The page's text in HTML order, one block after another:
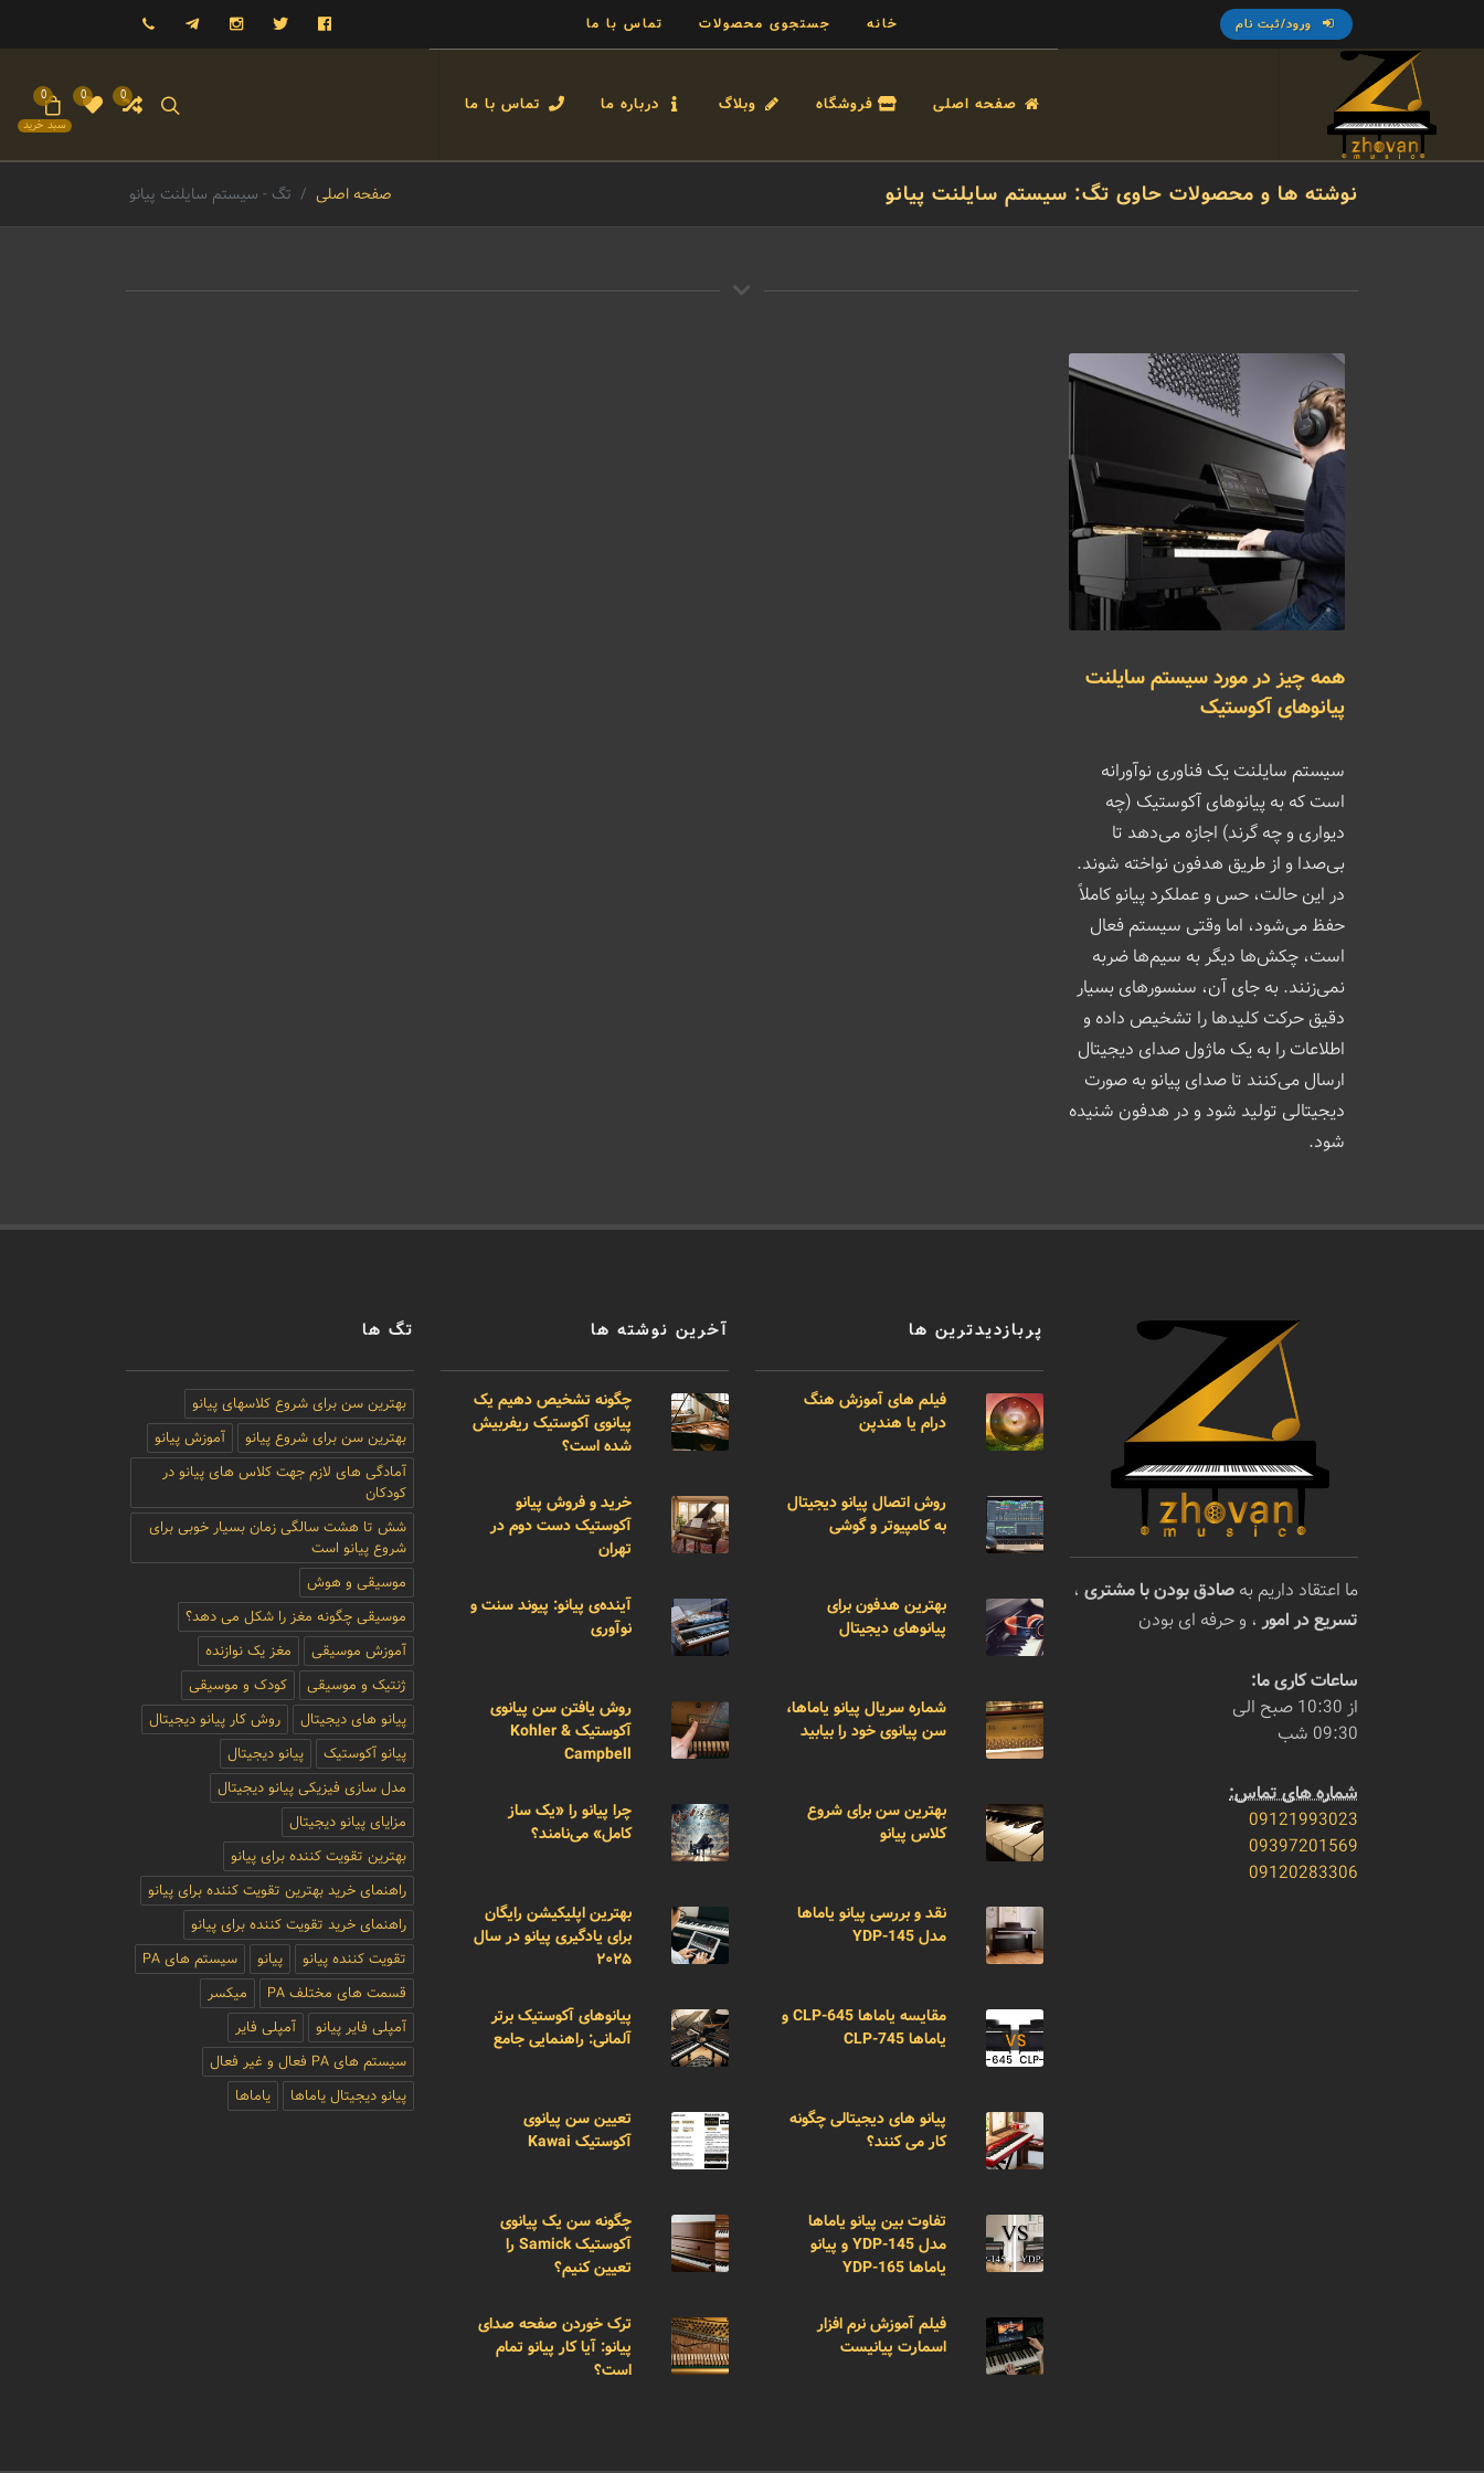
ورود/ثبت نام خانه جستجوی محصولات تماس با ما فیسبوک توییتر اینستاگرام تلگرام
0
0
سبد خرید
0 صفحه اصلی فروشگاه وبلاگ درباره ما تماس با ما
نوشته ها و محصولات حاوی تگ: سیستم سایلنت پیانو صفحه اصلی تگ - سیستم سایلنت پیانو
همه چیز در مورد سیستم سایلنت
پیانوهای آکوستیک
سیستم سایلنت یک فناوری نوآورانه
است که به پیانوهای آکوستیک (چه
دیواری و چه گرند) اجازه می‌دهد تا
بی‌صدا و از طریق هدفون نواخته شوند.
در این حالت، حس و عملکرد پیانو کاملاً
حفظ می‌شود، اما وقتی سیستم فعال
است، چکش‌ها دیگر به سیم‌ها ضربه
نمی‌زنند. به جای آن، سنسورهای بسیار
دقیق حرکت کلیدها را تشخیص داده و
اطلاعات را به یک ماژول صدای دیجیتال
ارسال می‌کنند تا صدای پیانو به صورت
دیجیتالی تولید شود و در هدفون شنیده
شود.
ما اعتقاد داریم به صادق بودن با مشتری ،
تسریع در امور ، و حرفه ای بودن
ساعات کاری ما:
از 10:30 صبح الی
09:30 شب
شماره های تماس:
09121993023
09397201569
09120283306
پربازدیدترین ها
فیلم های آموزش هنگ
درام یا هندپن
روش اتصال پیانو دیجیتال
به کامپیوتر و گوشی
بهترین هدفون برای
پیانوهای دیجیتال
شماره سریال پیانو یاماها،
سن پیانوی خود را بیابید
بهترین سن برای شروع
کلاس پیانو
نقد و بررسی پیانو یاماها
مدل YDP-145
مقایسه یاماها CLP-645 و
یاماها CLP-745
پیانو های دیجیتالی چگونه
کار می کنند؟
تفاوت بین پیانو یاماها
مدل YDP-145 و پیانو
یاماها YDP-165
فیلم آموزش نرم افزار
اسمارت پیانیست
آخرین نوشته ها
چگونه تشخیص دهیم یک
پیانوی آکوستیک ریفربیش
شده است؟
خرید و فروش پیانو
آکوستیک دست دوم در
تهران
آینده‌ی پیانو: پیوند سنت و
نوآوری
روش یافتن سن پیانوی
آکوستیک Kohler &
Campbell
چرا پیانو را «یک ساز
کامل» می‌نامند؟
بهترین اپلیکیشن رایگان
برای یادگیری پیانو در سال
۲۰۲۵
پیانوهای آکوستیک برتر
آلمانی: راهنمایی جامع
تعیین سن پیانوی
آکوستیک Kawai
چگونه سن یک پیانوی
آکوستیک Samick را
تعیین کنیم؟
ترک خوردن صفحه صدای
پیانو: آیا کار پیانو تمام
است؟
تگ ها
بهترین سن برای شروع کلاسهای پیانو
بهترین سن برای شروع پیانو
آموزش پیانو
آمادگی های لازم جهت کلاس های پیانو در
کودکان
شش تا هشت سالگی زمان بسیار خوبی برای
شروع پیانو است
موسیقی و هوش
موسیقی چگونه مغز را شکل می دهد؟
آموزش موسیقی
مغز یک نوازنده
ژنتیک و موسیقی
کودک و موسیقی
پیانو های دیجیتال
روش کار پیانو دیجیتال
پیانو آکوستیک
پیانو دیجیتال
مدل سازی فیزیکی پیانو دیجیتال
مزایای پیانو دیجیتال
بهترین تقویت کننده برای پیانو
راهنمای خرید بهترین تقویت کننده برای پیانو
راهنمای خرید تقویت کننده برای پیانو
تقویت کننده پیانو
پیانو
سیستم های PA
قسمت های مختلف PA
میکسر
آمپلی فایر پیانو
آمپلی فایر
سیستم های PA فعال و غیر فعال
پیانو دیجیتال یاماها
یاماها